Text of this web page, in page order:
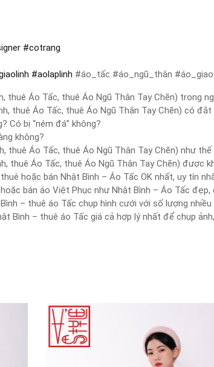
#cotrang
#aolaplinh #áo_tấc #áo_ngũ_thân
thuê Áo Tấc, thuê Áo Ngũ Thân Tay Chẽn) trong
thuê Áo Tấc, thuê Áo Ngũ Thân Tay Chẽn) có đắt
Có bị “ném đá” không?
không?
thuê Áo Tấc, thuê Áo Ngũ Thân Tay Chẽn) như thế
thuê Áo Tấc, thuê Áo Ngũ Thân Tay Chẽn) được
hoặc bán Nhật Bình – Áo Tấc OK nhất, uy tín
bán áo Việt Phục như Nhật Bình – Áo Tấc đẹp,
– thuê áo Tấc chụp hình cưới với số lượng
Bình – thuê áo Tấc giá cả hợp lý nhất để chụp